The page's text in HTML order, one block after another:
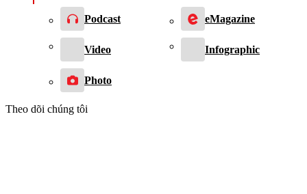
Podcast eMagazine
Video Infographic
Photo
Theo dõi chúng tôi